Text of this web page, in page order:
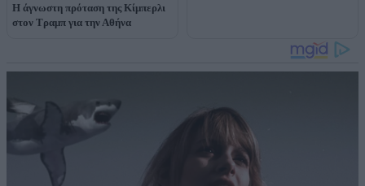
Η άγνωστη πρόταση της Κίμπερλι
στον Τραμπ για την Αθήνα